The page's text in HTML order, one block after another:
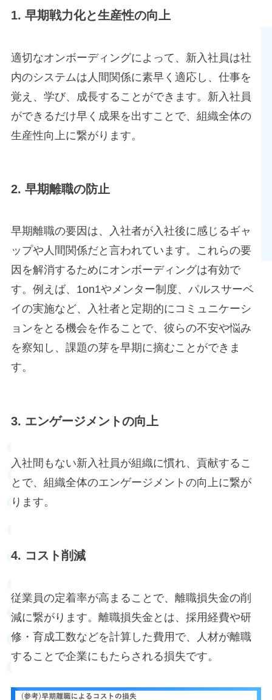
1. 早期戦力化と生産性の向上
適切なオンボーディングによって、新入社員は社
内のシステムは人間関係に素早く適応し、仕事を
覚え、学び、成長することができます。新入社員
ができるだけ早く成果を出すことで、組織全体の
生産性向上に繋がります。
2. 早期離職の防止
早期離職の要因は、入社者が入社後に感じるギャ
ップや人間関係だと言われています。これらの要
因を解消するためにオンボーディングは有効で
す。例えば、1on1やメンター制度、パルスサーベ
イの実施など、入社者と定期的にコミュニケーシ
ョンをとる機会を作ることで、彼らの不安や悩み
を察知し、課題の芽を早期に摘むことができま
す。
3. エンゲージメントの向上
入社間もない新入社員が組織に慣れ、貢献するこ
とで、組織全体のエンゲージメントの向上に繋が
ります。
4. コスト削減
従業員の定着率が高まることで、離職損失金の削
減に繋がります。離職損失金とは、採用経費や研
修・育成工数などを計算した費用で、人材が離職
することで企業にもたらされる損失です。